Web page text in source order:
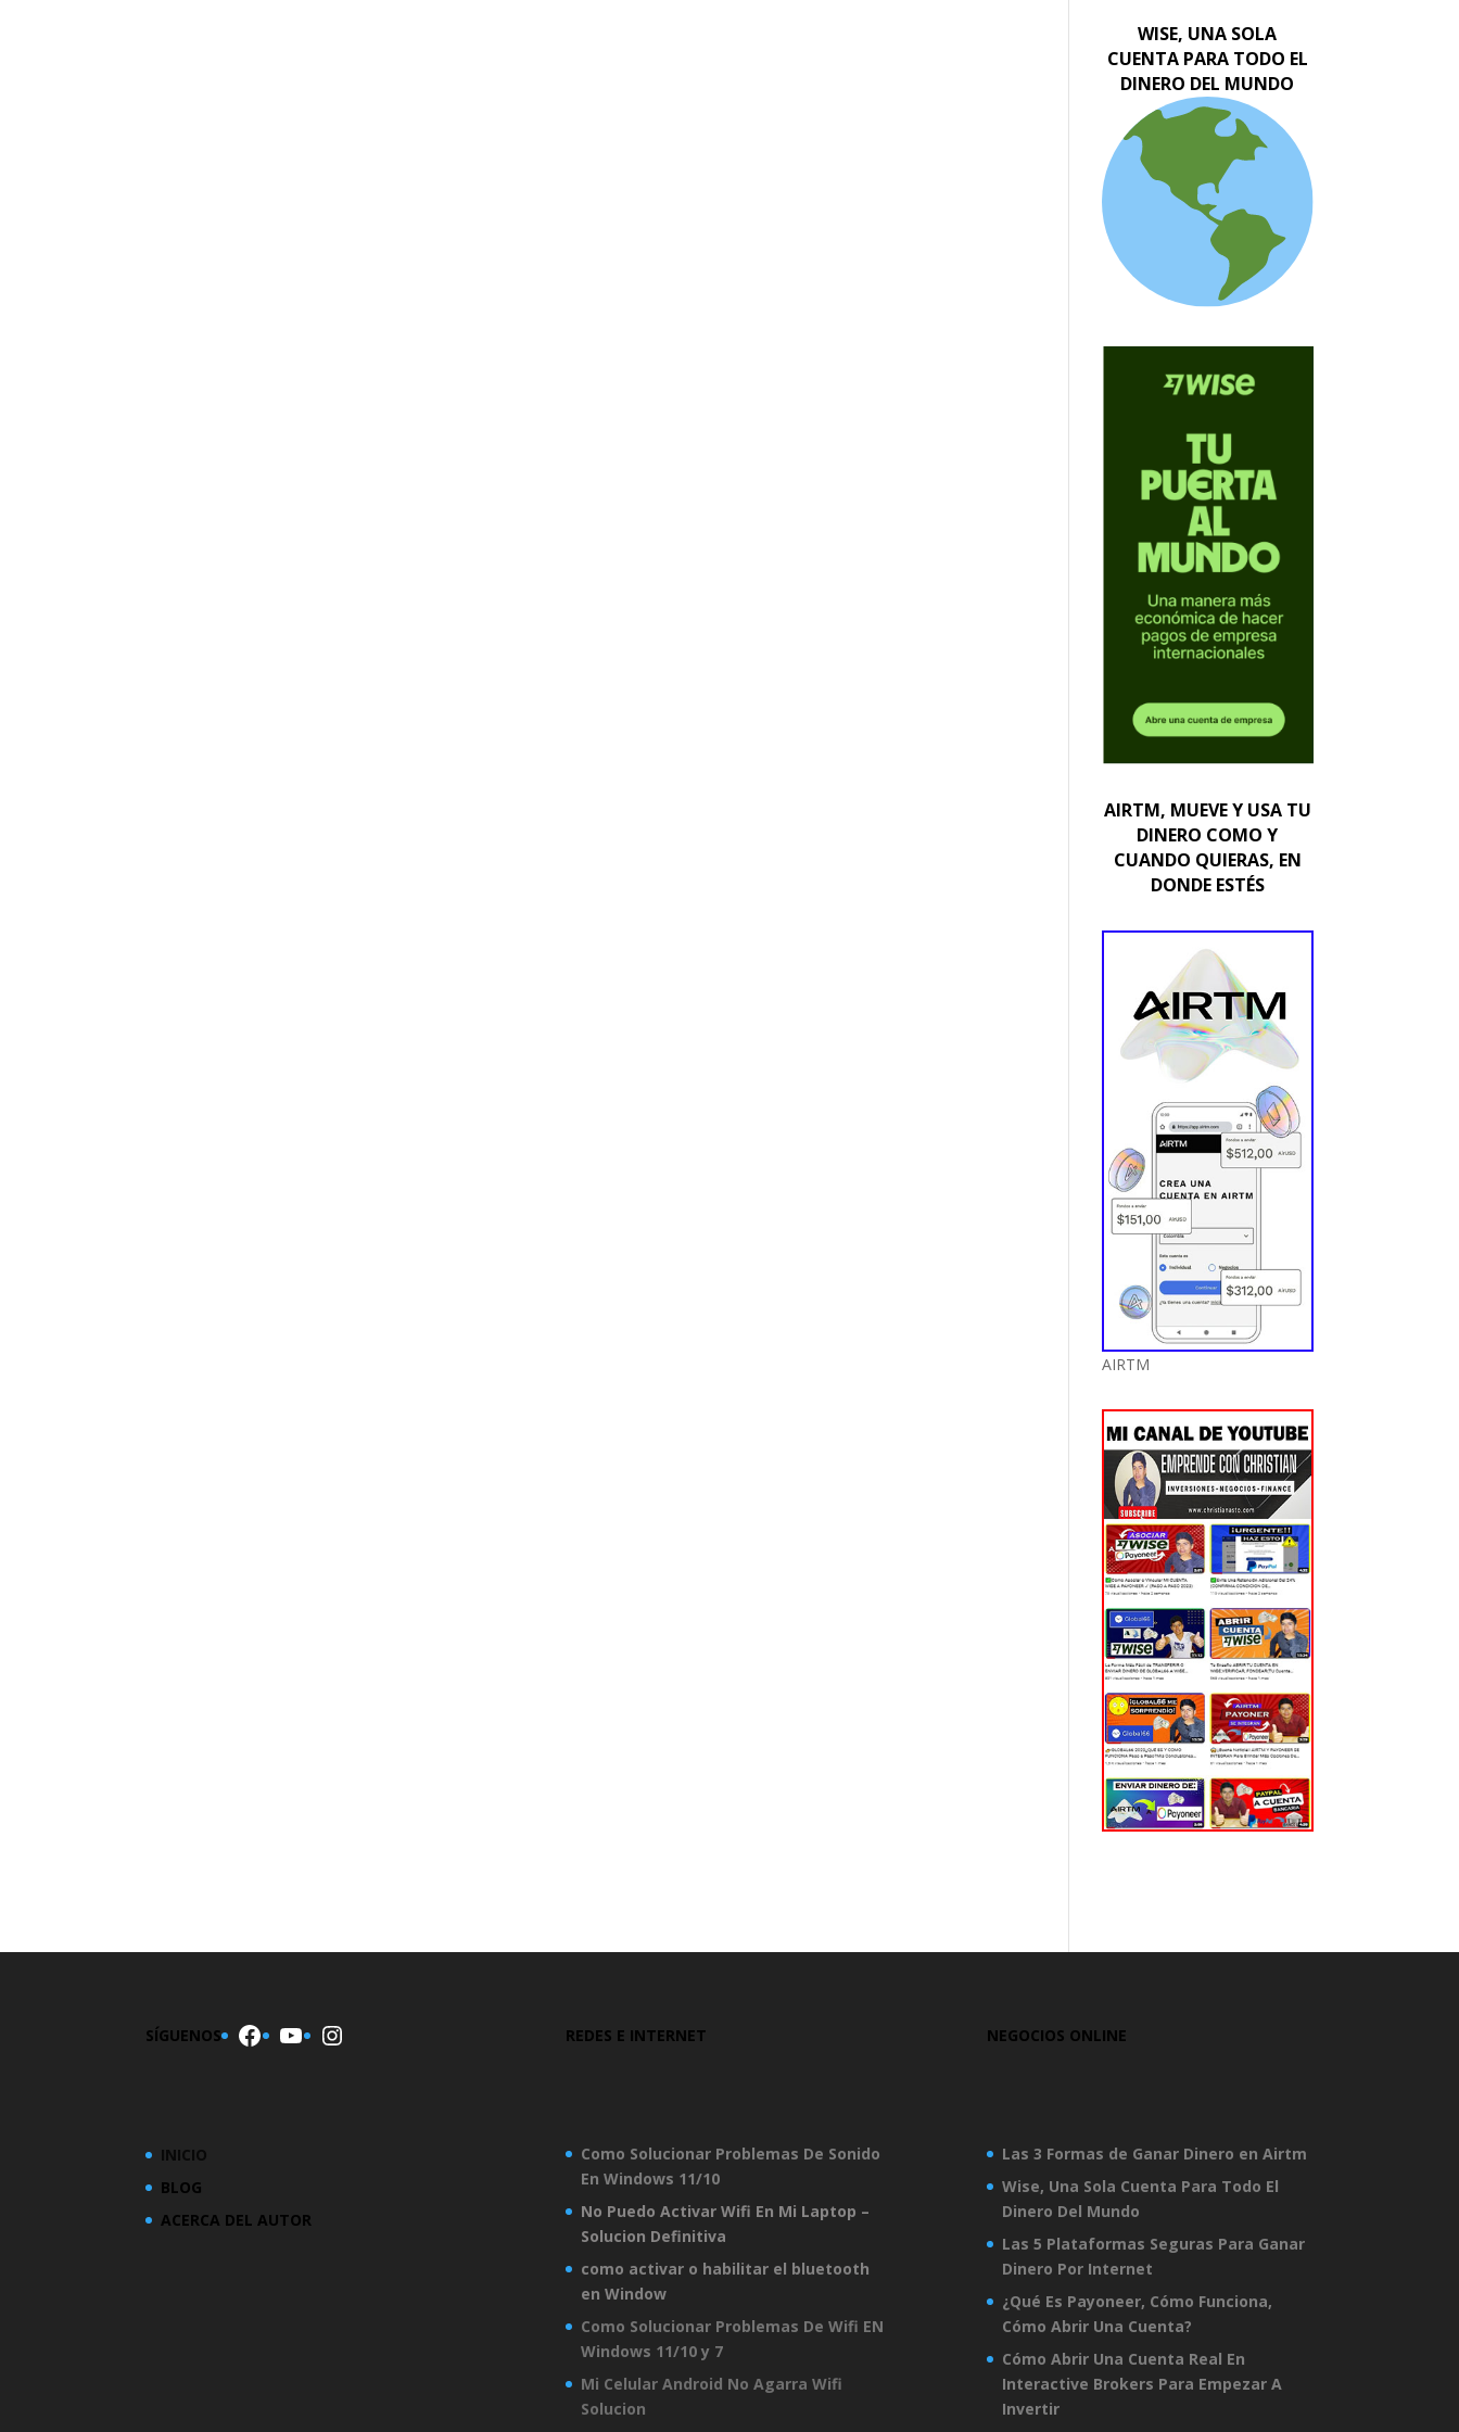
WISE, UNA SOLA
CUENTA PARA TODO EL
DINERO DEL MUNDO
AIRTM, MUEVE Y USA TU
DINERO COMO Y
CUANDO QUIERAS, EN
DONDE ESTÉS
AIRTM
SÍGUENOS Facebook
YouTubeInstagram
INICIO
BLOG
ACERCA DEL AUTOR
REDES E INTERNET
Como Solucionar Problemas De Sonido
En Windows 11/10
No Puedo Activar Wifi En Mi Laptop –
Solucion Definitiva
como activar o habilitar el bluetooth
en Window
Como Solucionar Problemas De Wifi EN
Windows 11/10 y 7
Mi Celular Android No Agarra Wifi
Solucion
NEGOCIOS ONLINE
Las 3 Formas de Ganar Dinero en Airtm
Wise, Una Sola Cuenta Para Todo El
Dinero Del Mundo
Las 5 Plataformas Seguras Para Ganar
Dinero Por Internet
¿Qué Es Payoneer, Cómo Funciona,
Cómo Abrir Una Cuenta?
Cómo Abrir Una Cuenta Real En
Interactive Brokers Para Empezar A
Invertir